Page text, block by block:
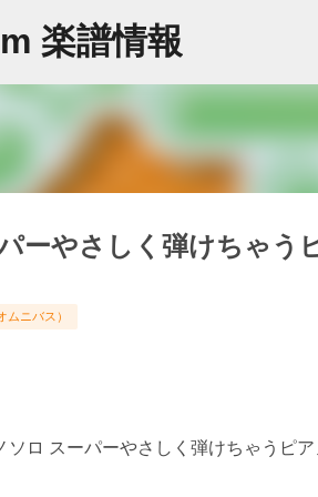
楽譜情報
ーやさしく弾けちゃう
ムニバス）
ソロ スーパーやさしく弾けちゃうピ